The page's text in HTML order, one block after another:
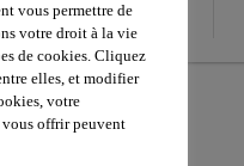
Renforcement
Structurel
vous permettre de
votre droit à la vie
de cookies. Cliquez
elles, et modifier
votre
vous offrir peuvent